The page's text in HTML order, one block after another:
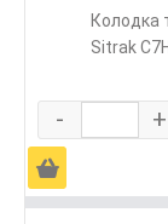
Колодка
Sitrak
- +
Ä